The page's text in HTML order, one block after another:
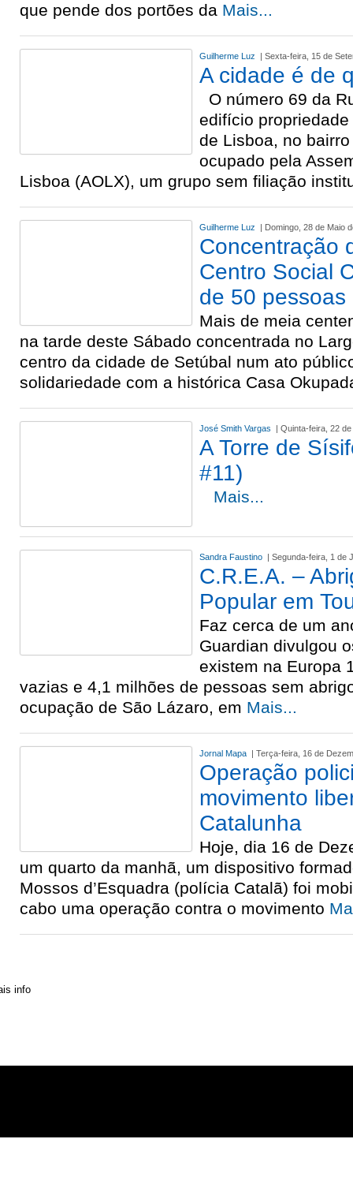
que pende dos portões da Mais...
Guilherme Luz | Sexta-feira, 15 de
A cidade é de
O número 69 da
edifício
de Lisboa, no
ocupado pela
Lisboa (AOLX), um grupo sem filiação
Guilherme Luz | Domingo, 28 de Maio
Concentração
Centro Social
de 50
Mais de meia
na tarde deste Sábado concentrada no
centro da cidade de Setúbal num ato
solidariedade com a histórica Casa
José Smith Vargas | Quinta-feira, 22
A Torre de
#11)
Mais...
Sandra Faustino | Segunda-feira, 1 de
C.R.E.A. –
Popular em
Faz cerca de um
Guardian divulgou
existem na Europa
vazias e 4,1 milhões de pessoas sem
ocupação de São Lázaro, em Mais...
Jornal Mapa | Terça-feira, 16 de
Operação
movimento
Catalunha
Hoje, dia 16 de
um quarto da manhã, um dispositivo
Mossos d’Esquadra (polícia Catalã) foi
cabo uma operação contra o movimento